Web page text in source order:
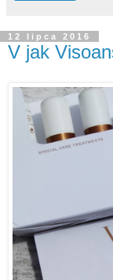
12 lipca 2016
V jak